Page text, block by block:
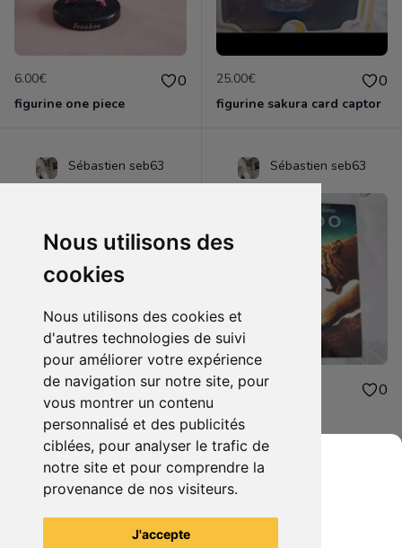
Nous utilisons des
cookies
Nous utilisons des cookies et
d'autres technologies de suivi
pour améliorer votre expérience
de navigation sur notre site, pour
vous montrer un contenu
personnalisé et des publicités
ciblées, pour analyser le trafic de
notre site et pour comprendre la
provenance de nos visiteurs.
J'accepte
6.00€ 0
figurine one piece
25.00€ 0
figurine sakura card captor
Sébastien seb63
48.00€ 0
figurine one piece oden
Sébastien seb63
1.00€ 0
Voir tous les articles du vendeur
Grenier du Geek